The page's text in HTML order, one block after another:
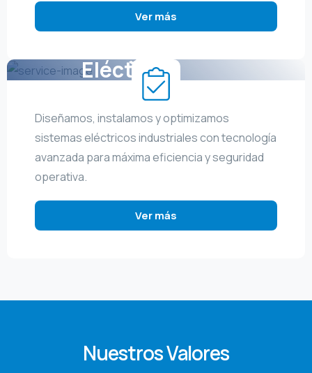
Ver más
Energía
Eléctrica
Industrial
Diseñamos, instalamos y optimizamos
sistemas eléctricos industriales con tecnología
avanzada para máxima eficiencia y seguridad
operativa.
Ver más
Nuestros Valores